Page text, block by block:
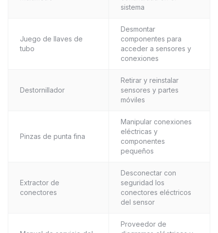
sistema
Juego de llaves de
tubo
Desmontar
componentes para
acceder a sensores y
conexiones
Destornillador
Retirar y reinstalar
sensores y partes
móviles
Pinzas de punta fina
Manipular conexiones
eléctricas y
componentes
pequeños
Extractor de
conectores
Desconectar con
seguridad los
conectores eléctricos
del sensor
Proveedor de